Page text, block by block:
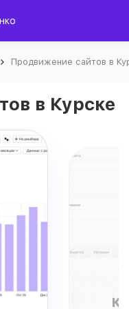
Продвижение сайтов в
в Курске